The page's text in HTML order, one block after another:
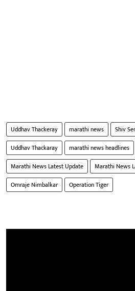
Uddhav Thackeray marathi news Shiv
Uddhav Thackaray
marathi news headlines
Marathi News Latest Update
Marathi News
Omraje Nimbalkar
Operation Tiger